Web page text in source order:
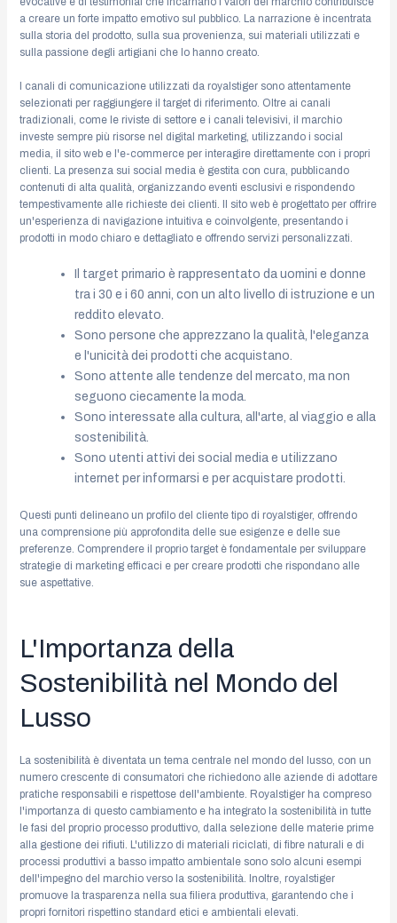
a creare un forte impatto emotivo sul pubblico. La narrazione è incentrata
sulla storia del prodotto, sulla sua provenienza, sui materiali utilizzati e
sulla passione degli artigiani che lo hanno creato.
I canali di comunicazione utilizzati da royalstiger sono attentamente
selezionati per raggiungere il target di riferimento. Oltre ai canali
tradizionali, come le riviste di settore e i canali televisivi, il marchio
investe sempre più risorse nel digital marketing, utilizzando i social
media, il sito web e l'e-commerce per interagire direttamente con i propri
clienti. La presenza sui social media è gestita con cura, pubblicando
contenuti di alta qualità, organizzando eventi esclusivi e rispondendo
tempestivamente alle richieste dei clienti. Il sito web è progettato per offrire
un'esperienza di navigazione intuitiva e coinvolgente, presentando i
prodotti in modo chiaro e dettagliato e offrendo servizi personalizzati.
Il target primario è rappresentato da uomini e donne
tra i 30 e i 60 anni, con un alto livello di istruzione e un
reddito elevato.
Sono persone che apprezzano la qualità, l'eleganza
e l'unicità dei prodotti che acquistano.
Sono attente alle tendenze del mercato, ma non
seguono ciecamente la moda.
Sono interessate alla cultura, all'arte, al viaggio e alla
sostenibilità.
Sono utenti attivi dei social media e utilizzano
internet per informarsi e per acquistare prodotti.
Questi punti delineano un profilo del cliente tipo di royalstiger, offrendo
una comprensione più approfondita delle sue esigenze e delle sue
preferenze. Comprendere il proprio target è fondamentale per sviluppare
strategie di marketing efficaci e per creare prodotti che rispondano alle
sue aspettative.
L'Importanza della
Sostenibilità nel Mondo del
Lusso
La sostenibilità è diventata un tema centrale nel mondo del lusso, con un
numero crescente di consumatori che richiedono alle aziende di adottare
pratiche responsabili e rispettose dell'ambiente. Royalstiger ha compreso
l'importanza di questo cambiamento e ha integrato la sostenibilità in tutte
le fasi del proprio processo produttivo, dalla selezione delle materie prime
alla gestione dei rifiuti. L'utilizzo di materiali riciclati, di fibre naturali e di
processi produttivi a basso impatto ambientale sono solo alcuni esempi
dell'impegno del marchio verso la sostenibilità. Inoltre, royalstiger
promuove la trasparenza nella sua filiera produttiva, garantendo che i
propri fornitori rispettino standard etici e ambientali elevati.